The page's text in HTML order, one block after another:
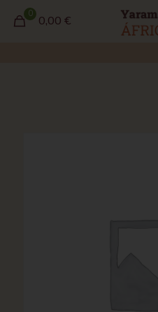
0 0,00 €